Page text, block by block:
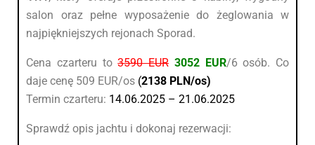
salon oraz pełne wyposażenie do żeglowania w
najpiękniejszych rejonach Sporad.
Cena czarteru to3590 EUR 3052 EUR/6 osób. Co
daje cenę 509 EUR/os (2138 PLN/os)
Termin czarteru: 14.06.2025 – 21.06.2025
Sprawdź opis jachtu i dokonaj rezerwacji: